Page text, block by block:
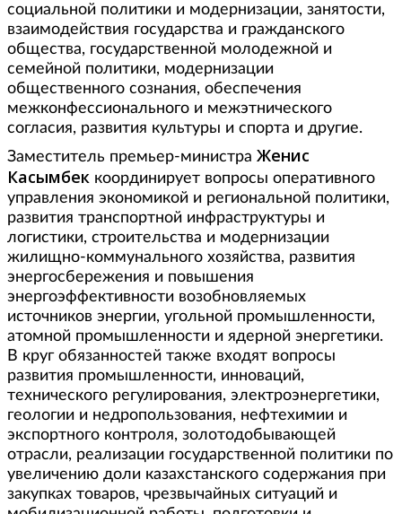
социальной политики и модернизации, занятости,
взаимодействия государства и гражданского
общества, государственной молодежной и
семейной политики, модернизации
общественного сознания, обеспечения
межконфессионального и межэтнического
согласия, развития культуры и спорта и другие.
Заместитель премьер-министра Женис
Касымбек координирует вопросы оперативного
управления экономикой и региональной политики,
развития транспортной инфраструктуры и
логистики, строительства и модернизации
жилищно-коммунального хозяйства, развития
энергосбережения и повышения
энергоэффективности возобновляемых
источников энергии, угольной промышленности,
атомной промышленности и ядерной энергетики.
В круг обязанностей также входят вопросы
развития промышленности, инноваций,
технического регулирования, электроэнергетики,
геологии и недропользования, нефтехимии и
экспортного контроля, золотодобывающей
отрасли, реализации государственной политики по
увеличению доли казахстанского содержания при
закупках товаров, чрезвычайных ситуаций и